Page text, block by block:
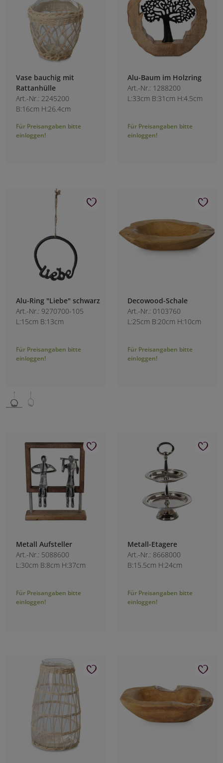
Vase bauchig mit
Rattanhülle
Art.-Nr.: 2245200
B:16cm H:26.4cm
Für Preisangaben bitte
einloggen!
Alu-Baum im Holzring
Art.-Nr.: 1288200
L:33cm B:31cm H:4.5cm
Für Preisangaben bitte
einloggen!
Alu-Ring "Liebe" schwarz
Art.-Nr.: 9270700-105
L:15cm B:13cm
Für Preisangaben bitte
einloggen!
Decowood-Schale
Art.-Nr.: 0103760
L:25cm B:20cm H:10cm
Für Preisangaben bitte
einloggen!
Metall Aufsteller
Art.-Nr.: 5088600
L:30cm B:8cm H:37cm
Für Preisangaben bitte
einloggen!
Metall-Etagere
Art.-Nr.: 8668000
B:15.5cm H:24cm
Für Preisangaben bitte
einloggen!